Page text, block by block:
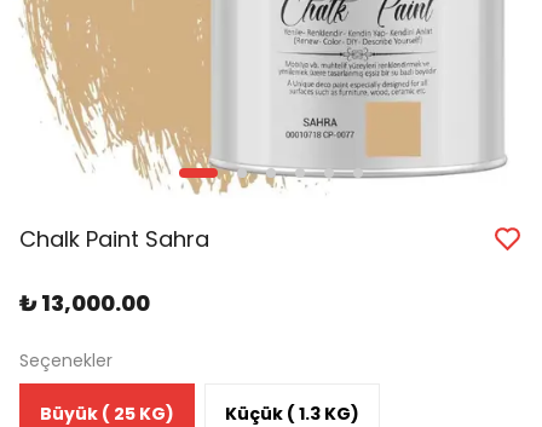
Chalk Paint Sahra
₺ 13,000.00
Seçenekler
Büyük ( 25 KG) Küçük ( 1.3 KG)